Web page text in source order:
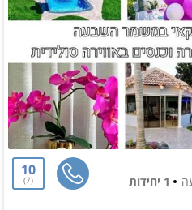
1 יחידות
10
7